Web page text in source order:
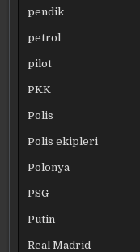
pendik
petrol
pilot
PKK
Polis
Polis ekipleri
Polonya
PSG
Putin
Real Madrid